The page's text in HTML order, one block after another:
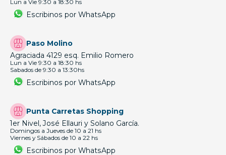
Lun a Vie 9:30 a 18:30 hs
Escribinos por WhatsApp
Paso Molino
Agraciada 4129 esq. Emilio Romero
Lun a Vie 9:30 a 18:30 hs
Sabados de 9:30 a 13:30hs
Escribinos por WhatsApp
Punta Carretas Shopping
1er Nivel, José Ellauri y Solano García.
Domingos a Jueves de 10 a 21 hs
Viernes y Sábados de 10 a 22 hs
Escribinos por WhatsApp